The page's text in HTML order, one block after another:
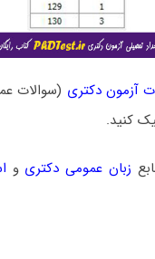
آزمون دکتری (سوالات
کنید.
زبان عمومی دکتری و